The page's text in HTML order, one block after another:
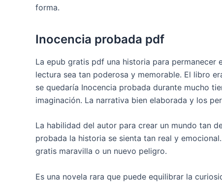
forma.
Inocencia probada pdf
La epub gratis pdf una historia para permanecer
lectura sea tan poderosa y memorable. El libro
se quedaría Inocencia probada durante mucho
imaginación. La narrativa bien elaborada y los
La habilidad del autor para crear un mundo tan
probada la historia se sienta tan real y
gratis maravilla o un nuevo peligro.
Es una novela rara que puede equilibrar la